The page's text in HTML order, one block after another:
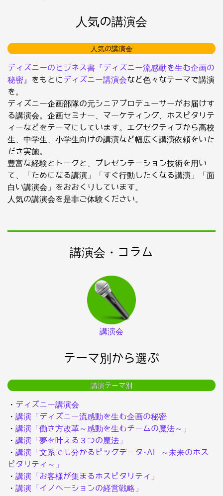
人気の講演会
人気の講演会
ディズニーのビジネス書『ディズニー流感動を生む企画の
秘密』
をもとにディズニー講演会など色々なテーマで講演
を。
ディズニー企画部隊の元シニアプロデューサーがお届けす
る講演会。企画セミナー、マーケティング、ホスピタリテ
ィーなどをテーマにしています。エグゼクティブから高校
生、中学生、小学生向けの講演など幅広く講演依頼をいた
だき実施。
豊富な経験とトークと、プレゼンテーション技術を用い
て、「ためになる講演」「すぐ行動したくなる講演」「面
白い講演会」をおおくりしています。
人気の講演会を是非ご体験ください。
講演会・コラム
講演会
テーマ別から選ぶ
講演テーマ別
・ ディズニー講演会
・ 講演「ディズニー流感動を生む企画の秘密
・ 講演「働き方改革～感動を生むチームの魔法～」
・ 講演「夢を叶える３つの魔法」
・ 講演「文系でも分かるビッグデータ･AI ～未来のホス
ピタリティ～」
・ 講演「お客様が集まるホスピタリティ」
・ 講演「イノベーションの経営戦略」